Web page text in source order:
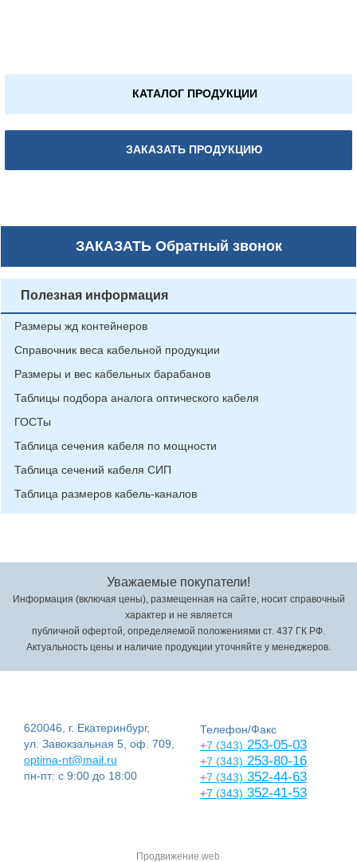
КАТАЛОГ ПРОДУКЦИИ
ЗАКАЗАТЬ ПРОДУКЦИЮ
ЗАКАЗАТЬОбратный звонок
Полезная информация
Размеры жд контейнеров
Справочник веса кабельной продукции
Размеры и вес кабельных барабанов
Таблицы подбора аналога оптического кабеля
ГОСТы
Таблица сечения кабеля по мощности
Таблица сечений кабеля СИП
Таблица размеров кабель-каналов
Уважаемые покупатели!
Информация (включая цены), размещенная на сайте, носит справочный
характер и не является
публичной офертой, определяемой положениями ст. 437 ГК РФ.
Актуальность цены и наличие продукции уточняйте у менеджеров.
620046, г. Екатеринбург,
ул. Завокзальная 5, оф. 709,
optima-nt@mail.ru
пн-пт: с 9:00 до 18:00
Телефон/Факс
+7 (343) 253-05-03
+7 (343) 253-80-16
+7 (343) 352-44-63
+7 (343) 352-41-53
Продвижение web